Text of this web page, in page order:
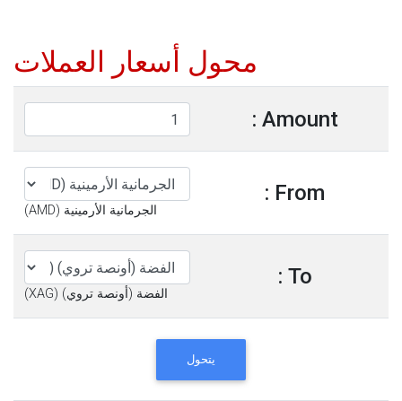
محول أسعار العملات
Amount :
From :
الجرمانية الأرمينية (AMD)
To :
الفضة (أونصة تروي) (XAG)
يتحول